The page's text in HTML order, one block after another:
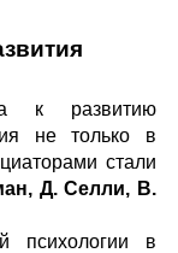
к развитию
не только в
стали
Д. Селли, В.
психологии в